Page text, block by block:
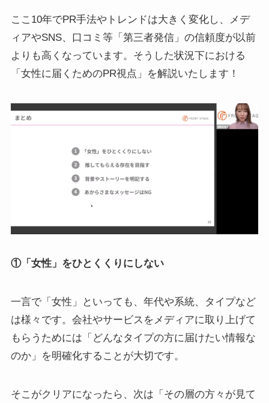
ここ10年でPR手法やトレンドは大きく変化し、メデ
ィアやSNS、口コミ等「第三者発信」の信頼度が以前
よりも高くなっています。そうした状況下における
「女性に届くためのPR視点」を解説いたします！
①「女性」をひとくくりにしない
一言で「女性」といっても、年代や系統、タイプなど
は様々です。会社やサービスをメディアに取り上げて
もらうためには「どんなタイプの方に届けたい情報な
のか」を明確化することが大切です。
そこがクリアになったら、次は「その層の方々が見て